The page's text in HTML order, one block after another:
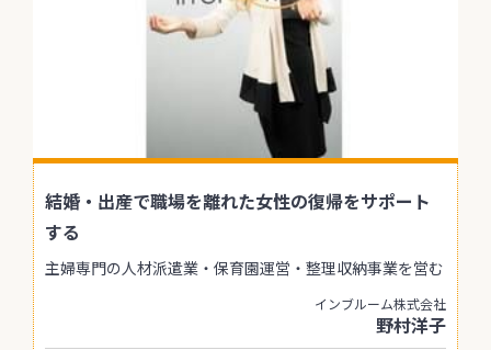
結婚・出産で職場を離れた女性の復帰をサポート
する
主婦専門の人材派遣業・保育園運営・整理収納事業を営む
インブルーム株式会社
野村洋子